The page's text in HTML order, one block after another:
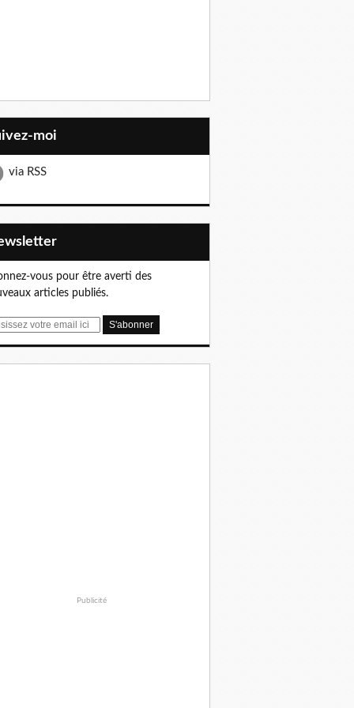
moi
via RSS
vous pour être averti des
articles publiés.
Publicité